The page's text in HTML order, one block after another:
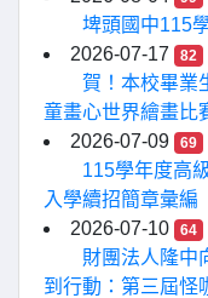
埤頭國中115
2026-07-17
82
賀！本校畢業
童畫心世界繪畫比
2026-07-09
69
115學年度高
入學續招簡章彙編
2026-07-10
64
財團法人隆中
到行動：第三屆怪